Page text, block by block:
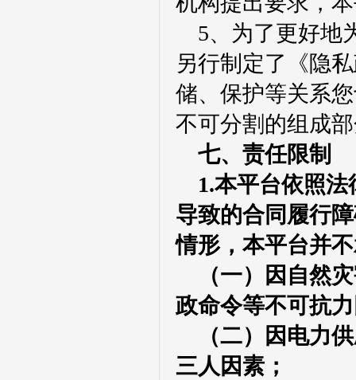
5、为了更好地
另行制定了《隐
储、保护等关系
不可分割的组成
七、 责任限制
1.本平台依照法
导致的合同履行
情形， 本平台并
（一）因自然
政命令等不可抗
（二）因电力
三人因素；